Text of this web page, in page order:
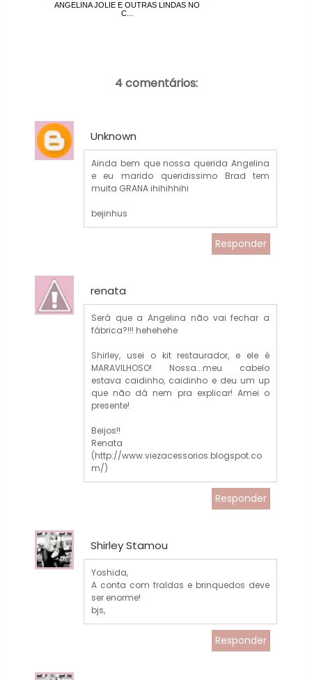
ANGELINA JOLIE E OUTRAS LINDAS NO
C...
4 comentários:
Unknown
Ainda bem que nossa querida Angelina
e eu marido queridissimo Brad tem
muita GRANA ihihihhihi
bejinhus
Responder
renata
Será que a Angelina não vai fechar a
fábrica?!!! hehehehe
Shirley, usei o kit restaurador, e ele é
MARAVILHOSO! Nossa...meu cabelo
estava caidinho, caidinho e deu um up
que não dá nem pra explicar! Amei o
presente!
Beijos!!
Renata
(http://www.viezacessorios.blogspot.co
m/)
Responder
Shirley Stamou
Yoshida,
A conta com fraldas e brinquedos deve
ser enorme!
bjs,
Responder